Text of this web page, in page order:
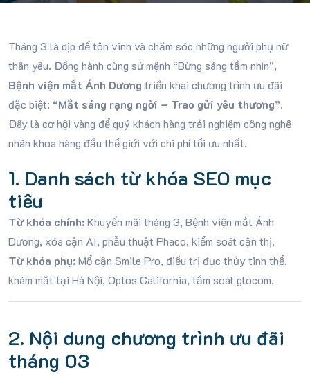
Tháng 3 là dịp để tôn vinh và chăm sóc những người phụ nữ
thân yêu. Đồng hành cùng sứ mệnh “Bừng sáng tầm nhìn”,
Bệnh viện mắt Ánh Dương triển khai chương trình ưu đãi
đặc biệt: “Mắt sáng rạng ngời – Trao gửi yêu thương”.
Đây là cơ hội vàng để quý khách hàng trải nghiệm công nghệ
nhãn khoa hàng đầu thế giới với chi phí tối ưu nhất.
1. Danh sách từ khóa SEO mục
tiêu
Từ khóa chính:Khuyến mãi tháng 3, Bệnh viện mắt Ánh
Dương, xóa cận AI, phẫu thuật Phaco, kiểm soát cận thị.
Từ khóa phụ:Mổ cận Smile Pro, điều trị đục thủy tinh thể,
khám mắt tại Hà Nội, Optos California, tầm soát glocom.
2. Nội dung chương trình ưu đãi
tháng 03